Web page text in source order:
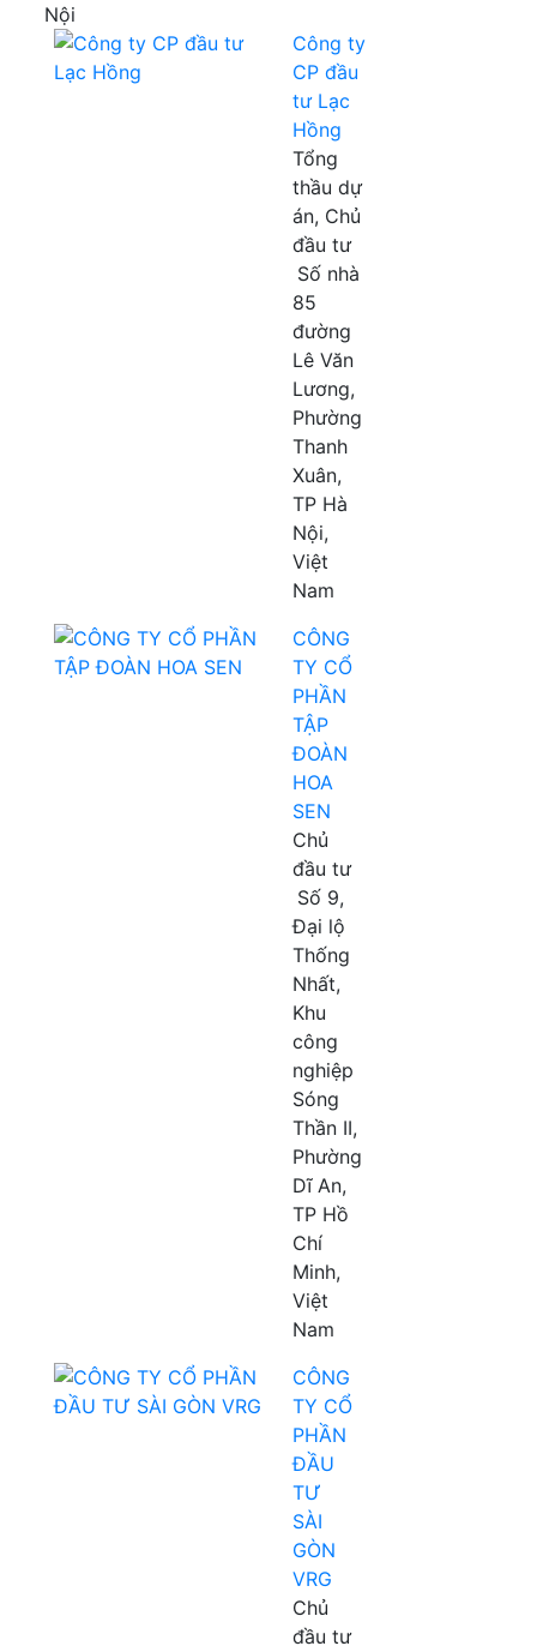
Nội
Công ty
CP đầu
tư Lạc
Hồng
Tổng
thầu dự
án, Chủ
đầu tư
Số nhà
85
đường
Lê Văn
Lương,
Phường
Thanh
Xuân,
TP Hà
Nội,
Việt
Nam
CÔNG
TY CỔ
PHẦN
TẬP
ĐOÀN
HOA
SEN
Chủ
đầu tư
Số 9,
Đại lộ
Thống
Nhất,
Khu
công
nghiệp
Sóng
Thần II,
Phường
Dĩ An,
TP Hồ
Chí
Minh,
Việt
Nam
CÔNG
TY CỔ
PHẦN
ĐẦU
TƯ
SÀI
GÒN
VRG
Chủ
đầu tư